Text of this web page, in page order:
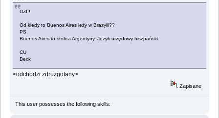
DZI!!
Od kiedy to Buenos Aires leży w Brazylii??
PS.
Buenos Aires to stolica Argentyny. Język urzędowy hiszpański.
CU
Deck
<odchodzi zdruzgotany>
Zapisane
This user possesses the following skills: